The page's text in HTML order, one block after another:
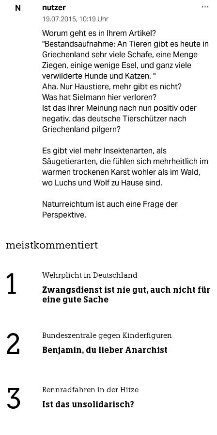
N nutzer
19.07.2015, 10:19 Uhr
Worum geht es in Ihrem Artikel?
"Bestandsaufnahme: An Tieren gibt es heute in
Griechenland sehr viele Schafe, eine Menge
Ziegen, einige wenige Esel, und ganz viele
verwilderte Hunde und Katzen. "
Aha. Nur Haustiere, mehr gibt es nicht?
Was hat Sielmann hier verloren?
Ist das ihrer Meinung nach nun positiv oder
negativ, das deutsche Tierschützer nach
Griechenland pilgern?
Es gibt viel mehr Insektenarten, als
Säugetierarten, die fühlen sich mehrheitlich im
warmen trockenen Karst wohler als im Wald,
wo Luchs und Wolf zu Hause sind.
Naturreichtum ist auch eine Frage der
Perspektive.
meistkommentiert
1 Wehrplicht in Deutschland
Zwangsdienst ist nie gut, auch nicht für
eine gute Sache
2 Bundeszentrale gegen Kinderfiguren
Benjamin, du lieber Anarchist
3 Rennradfahren in der Hitze
Ist das unsolidarisch?